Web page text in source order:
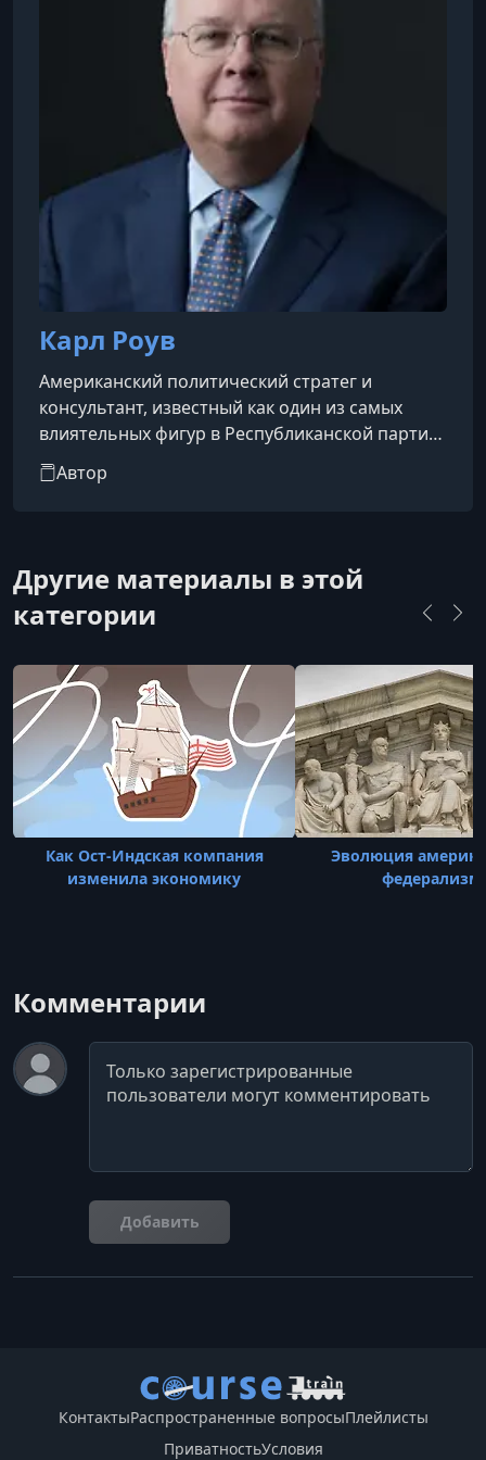
Карл Роув
Американский политический стратег и
консультант, известный как один из самых
влиятельных фигур в Республиканской партии
США начала XXI века. Он был главным
архитектором избирательных кампаний
Автор
Другие материалы в этой
категории
Как Ост-Индская компания
изменила экономику
Эволюция
Комментарии
Комментарий
Добавить
КонтактыРаспространенные вопросыПлейлисты
ПриватностьУсловия